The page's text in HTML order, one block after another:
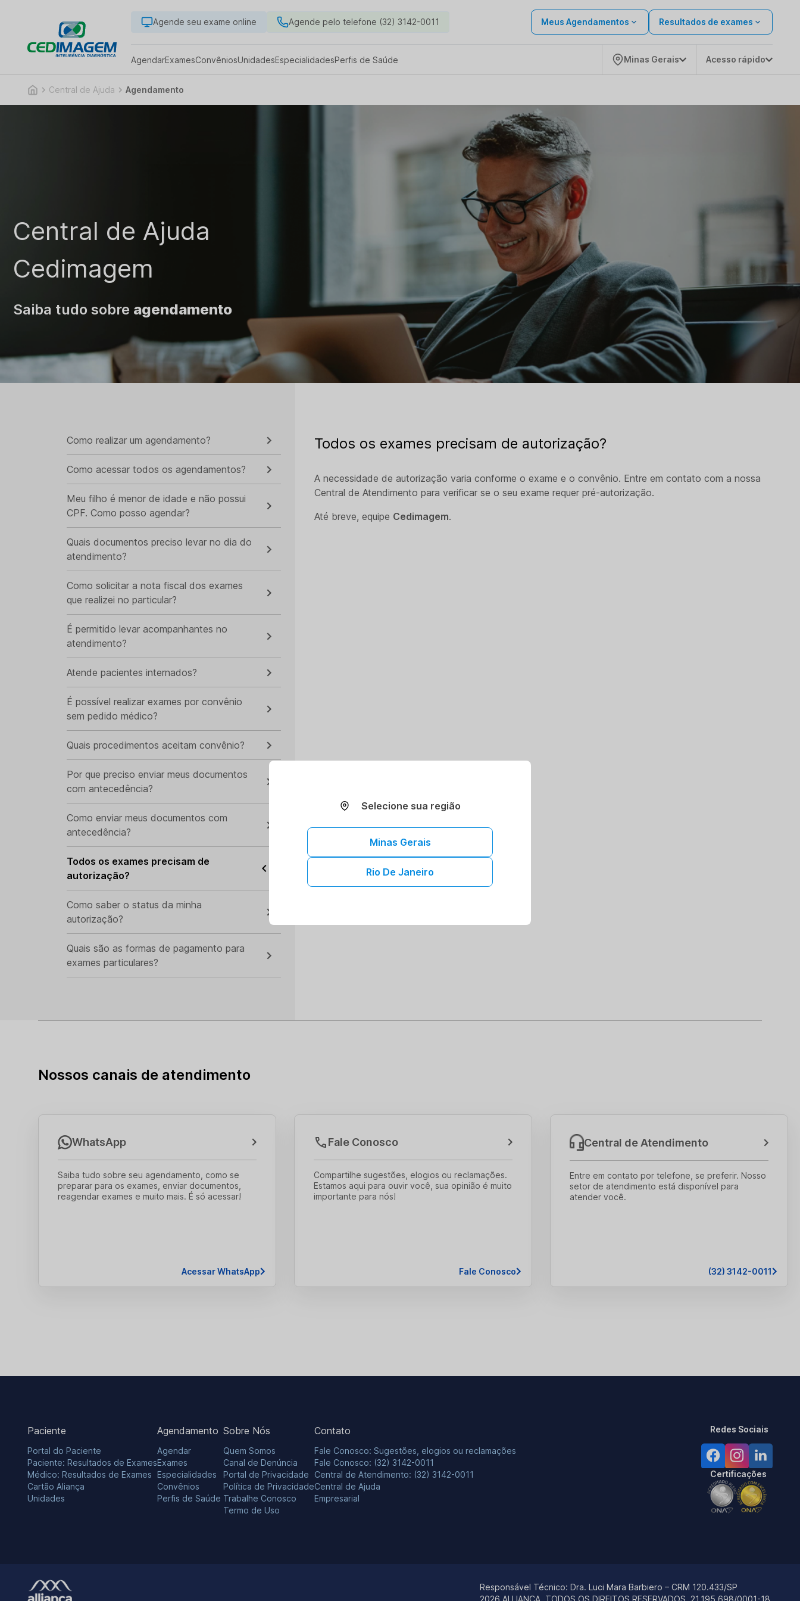
Agende seu exame online Agende pelo telefone (32) 3142-0011 Meus Agendamentos Resultados de exames
AgendarExamesConvêniosUnidadesEspecialidadesPerfis de Saúde Minas Gerais Acesso rápido
Central de Ajuda Agendamento
Central de Ajuda
Cedimagem
Saiba tudo sobre agendamento
Como realizar um agendamento?
Como acessar todos os agendamentos?
Meu filho é menor de idade e não possui
CPF. Como posso agendar?
Quais documentos preciso levar no dia do
atendimento?
Como solicitar a nota fiscal dos exames
que realizei no particular?
É permitido levar acompanhantes no
atendimento?
Atende pacientes internados?
É possível realizar exames por convênio
sem pedido médico?
Quais procedimentos aceitam convênio?
Por que preciso enviar meus documentos
com antecedência?
Como enviar meus documentos com
antecedência?
Todos os exames precisam de
autorização?
Como saber o status da minha
autorização?
Quais são as formas de pagamento para
exames particulares?
Todos os exames precisam de autorização?
A necessidade de autorização varia conforme o exame e o convênio. Entre em contato com a nossa
Central de Atendimento para verificar se o seu exame requer pré-autorização.
Até breve, equipe Cedimagem.
Nossos canais de atendimento
WhatsApp
Saiba tudo sobre seu agendamento, como se
preparar para os exames, enviar documentos,
reagendar exames e muito mais. É só acessar!
Acessar WhatsApp
Fale Conosco
Compartilhe sugestões, elogios ou reclamações.
Estamos aqui para ouvir você, sua opinião é muito
importante para nós!
Fale Conosco
Central de Atendimento
Entre em contato por telefone, se preferir. Nosso
setor de atendimento está disponível para
atender você.
(32) 3142-0011
Paciente
Portal do Paciente
Paciente: Resultados de Exames
Médico: Resultados de Exames
Cartão Aliança
Unidades
Agendamento
Agendar
Exames
Especialidades
Convênios
Perfis de Saúde
Sobre Nós
Quem Somos
Canal de Denúncia
Portal de Privacidade
Política de Privacidade
Trabalhe Conosco
Termo de Uso
Contato
Fale Conosco: Sugestões, elogios ou reclamações
Fale Conosco: (32) 3142-0011
Central de Atendimento: (32) 3142-0011
Central de Ajuda
Empresarial
Redes Sociais
Certificações
Responsável Técnico: Dra. Luci Mara Barbiero – CRM 120.433/SP
2026 ALLIANÇA. TODOS OS DIREITOS RESERVADOS. 21.195.698/0001-18.
Selecione sua região
Minas Gerais
Rio De Janeiro